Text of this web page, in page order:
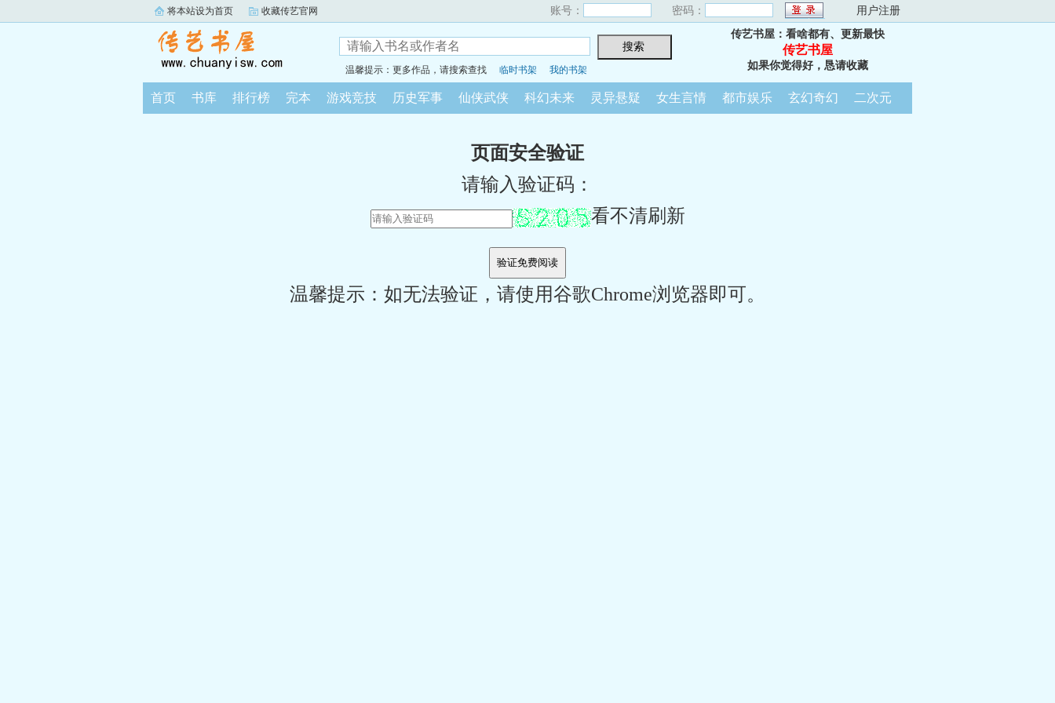
将本站设为首页 收藏传艺官网 账号： 密码： 用户注册
温馨提示：更多作品，请搜索查找 临时书架 我的书架
传艺书屋：看啥都有、更新最快
传艺书屋
如果你觉得好，恳请收藏
首页 书库 排行榜 完本 游戏竞技 历史军事 仙侠武侠 科幻未来 灵异悬疑 女生言情 都市娱乐 玄幻奇幻 二次元
页面安全验证
请输入验证码：
看不清刷新
温馨提示：如无法验证，请使用谷歌Chrome浏览器即可。